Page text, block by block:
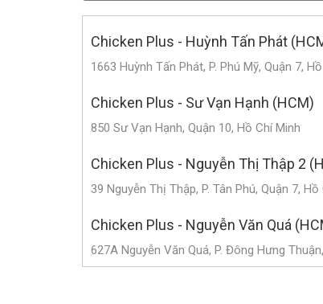
Chicken Plus - Huỳnh Tấn Phát
1663 Huỳnh Tấn Phát, P. Phú Mỹ, Quận 7,
Chicken Plus - Sư Vạn Hạnh (HCM)
850 Sư Vạn Hạnh, Quận 10, Hồ Chí Minh
Chicken Plus - Nguyễn Thị Thập 2
39 Nguyễn Thị Thập, P. Tân Phú, Quận 7, Hồ
Chicken Plus - Nguyễn Văn Quá
627A Nguyễn Văn Quá, P. Đông Hưng